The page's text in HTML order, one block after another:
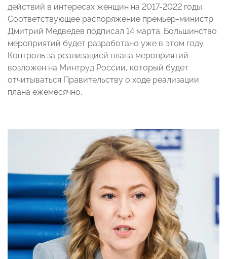
действий в интересах женщин на 2017-2022 годы.
Соответствующее распоряжение премьер-министр
Дмитрий Медведев подписал 14 марта. Большинство
мероприятий будет разработано уже в этом году.
Контроль за реализацией плана мероприятий
возложен на Минтруд России, который будет
отчитываться Правительству о ходе реализации
плана ежемесячно.